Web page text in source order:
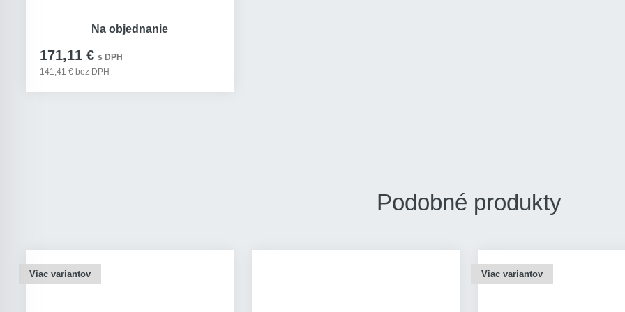
171,11 € s DPH
141,41 € bez DPH
Na objednanie
Podobné produkty
Viac variantov Viac variantov